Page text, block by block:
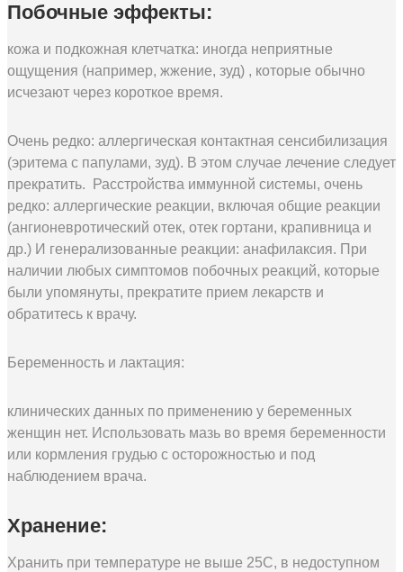
Побочные эффекты:
кожа и подкожная клетчатка: иногда неприятные
ощущения (например, жжение, зуд) , которые обычно
исчезают через короткое время.
Очень редко: аллергическая контактная сенсибилизация
(эритема с папулами, зуд). В этом случае лечение следует
прекратить. Расстройства иммунной системы, очень
редко: аллергические реакции, включая общие реакции
(ангионевротический отек, отек гортани, крапивница и
др.) И генерализованные реакции: анафилаксия. При
наличии любых симптомов побочных реакций, которые
были упомянуты, прекратите прием лекарств и
обратитесь к врачу.
Беременность и лактация:
клинических данных по применению у беременных
женщин нет. Использовать мазь во время беременности
или кормления грудью с осторожностью и под
наблюдением врача.
Хранение:
Хранить при температуре не выше 25С, в недоступном